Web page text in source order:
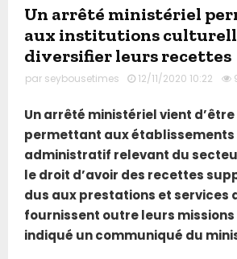
Un arrêté ministériel
aux institutions
diversifier leurs recettes
par seybousetimes 12/11/2020 10:22
Un arrêté ministériel vient
permettant aux
administratif relevant du
le droit d’avoir des recettes
dus aux prestations et services
fournissent outre leurs missions
indiqué un communiqué du